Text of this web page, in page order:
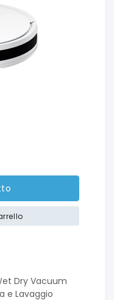
Dry Vacuum
e Lavaggio